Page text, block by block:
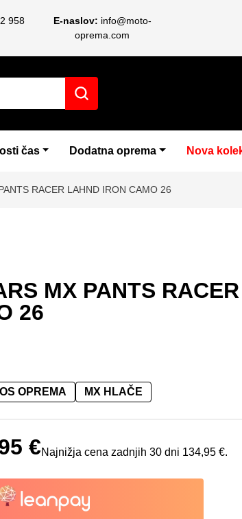
958 E-naslov: info@moto-
oprema.com
čas Dodatna oprema Nova
RACER LAHND IRON CAMO 26
MX PANTS
26
OPREMA MX HLAČE
je bila: 149,95 €.
€Najnižja cena zadnjih 30 dni 134,95€.